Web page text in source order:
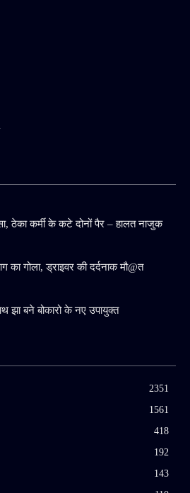
ठेका कर्मी के कटे दोनों पैर – हालत नाजुक
गोला, ड्राइवर की दर्दनाक मौ@त
बने बोकारो के नए उपायुक्त
2351
1561
418
192
143